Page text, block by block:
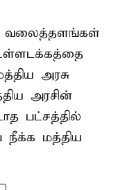
வலைத்தளங்கள்
உள்ளடக்கத்தை
அரசு
அரசின்
பட்சத்தில்
நீக்க மத்திய